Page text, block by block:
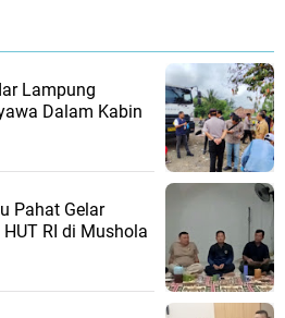
Lampung
Dalam Kabin
Pahat Gelar
RI di Mushola